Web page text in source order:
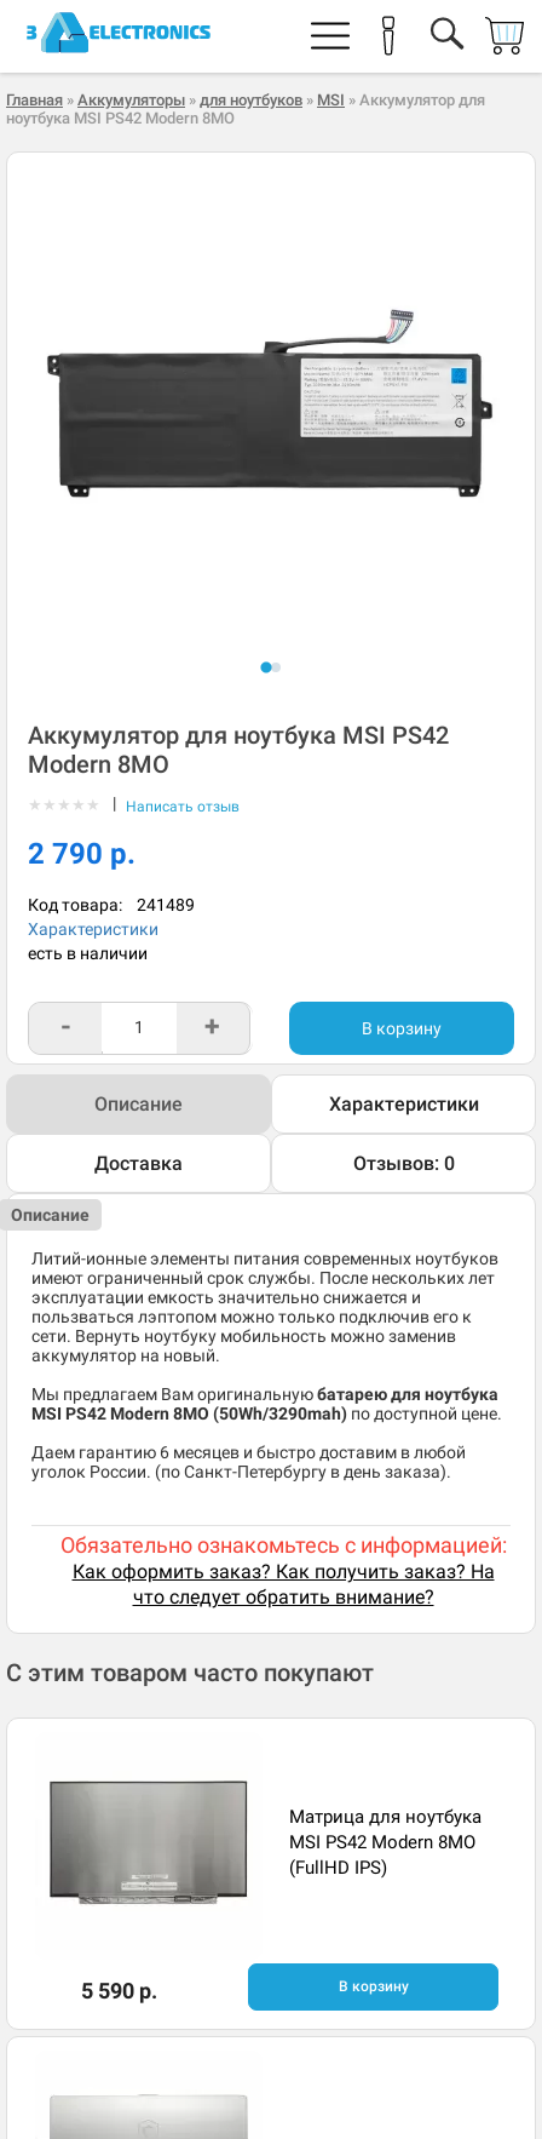
Главная » Аккумуляторы » для ноутбуков » MSI » Аккумулятор для
ноутбука MSI PS42 Modern 8MO
Аккумулятор для ноутбука MSI PS42
Modern 8MO
★ ★ ★ ★ ★ | Написать отзыв
2 790 р.
Код товара: 241489
Характеристики
есть в наличии
- + В корзину
Описание Характеристики
Доставка Отзывов: 0
Описание
Литий-ионные элементы питания современных ноутбуков
имеют ограниченный срок службы. После нескольких лет
эксплуатации емкость значительно снижается и
пользваться лэптопом можно только подключив его к
сети. Вернуть ноутбуку мобильность можно заменив
аккумулятор на новый.
Мы предлагаем Вам оригинальнуюбатарею для ноутбука
MSI PS42 Modern 8MO (50Wh/3290mah) по доступной цене.
Даем гарантию 6 месяцев и быстро доставим в любой
уголок России. (по Санкт-Петербургу в день заказа).
Обязательно ознакомьтесь с информацией:
Как оформить заказ? Как получить заказ? На
что следует обратить внимание?
С этим товаром часто покупают
Матрица для ноутбука
MSI PS42 Modern 8MO
(FullHD IPS)
5 590 р. В корзину